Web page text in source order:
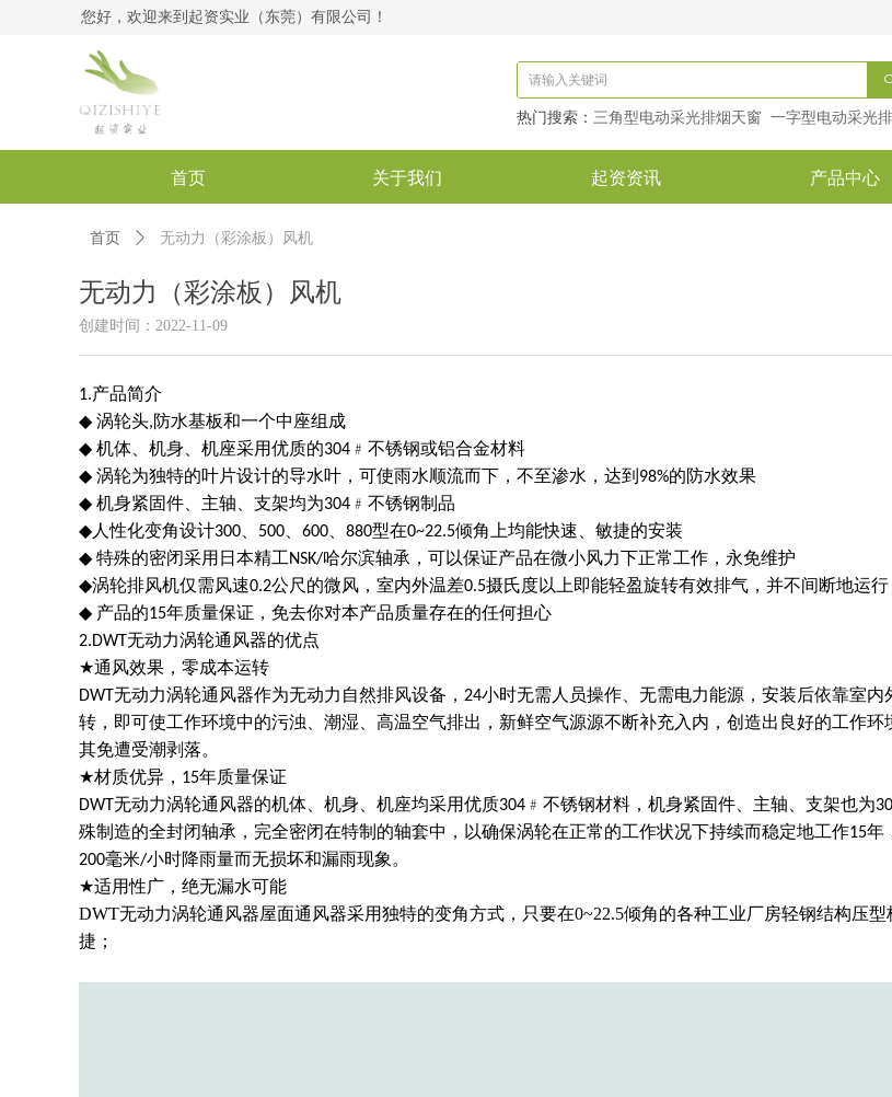
热门搜索： 三角型电动采光排烟天窗 一字型电动采光
首页 关于我们 起资资讯 产品中心
您好，欢迎来到起资实业（东莞）有限公司！
无动力（彩涂板）风机
1.产品简介
◆ 涡轮头,防水基板和一个中座组成
◆ 机体、机身、机座采用优质的304﹟不锈钢或铝合金材料
◆ 涡轮为独特的叶片设计的导水叶，可使雨水顺流而下，不至渗水，达到98%的防水效果
◆ 机身紧固件、主轴、支架均为304﹟不锈钢制品
◆人性化变角设计300、500、600、880型在0~22.5倾角上均能快速、敏捷的安装
◆ 特殊的密闭采用日本精工NSK/哈尔滨轴承，可以保证产品在微小风力下正常工作，永免维护
◆涡轮排风机仅需风速0.2公尺的微风，室内外温差0.5摄氏度以上即能轻盈旋转有效排气，并不间断地运行
◆ 产品的15年质量保证，免去你对本产品质量存在的任何担心
2.DWT无动力涡轮通风器的优点
★通风效果，零成本运转
DWT无动力涡轮通风器作为无动力自然排风设备，24小时无需人员操作、无需电力能源，安装后依靠室
转，即可使工作环境中的污浊、潮湿、高温空气排出，新鲜空气源源不断补充入内，创造出良好的工作
其免遭受潮剥落。
★材质优异，15年质量保证
DWT无动力涡轮通风器的机体、机身、机座均采用优质304﹟不锈钢材料，机身紧固件、主轴、支架也为
殊制造的全封闭轴承，完全密闭在特制的轴套中，以确保涡轮在正常的工作状况下持续而稳定地工作15
200毫米/小时降雨量而无损坏和漏雨现象。
★适用性广，绝无漏水可能
DWT无动力涡轮通风器屋面通风器采用独特的变角方式，只要在0~22.5倾角的各种工业厂房轻钢结构压
捷；
创建时间： 2022-11-09
首页 ꄲ 无动力（彩涂板）风机